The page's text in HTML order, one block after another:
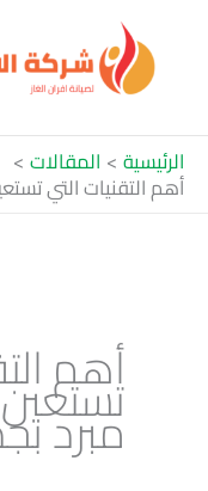
المحتوى
الرئيسية المقالات
أهم التقنيات التي
أهم
مبرد